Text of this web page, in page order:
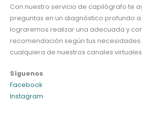
Con nuestro servicio de capilógrafo te
preguntas en un diagnóstico profundo
lograremos realizar una adecuada y
recomendación según tus
cualquiera de nuestros canales
Síguenos
Facebook
Instagram